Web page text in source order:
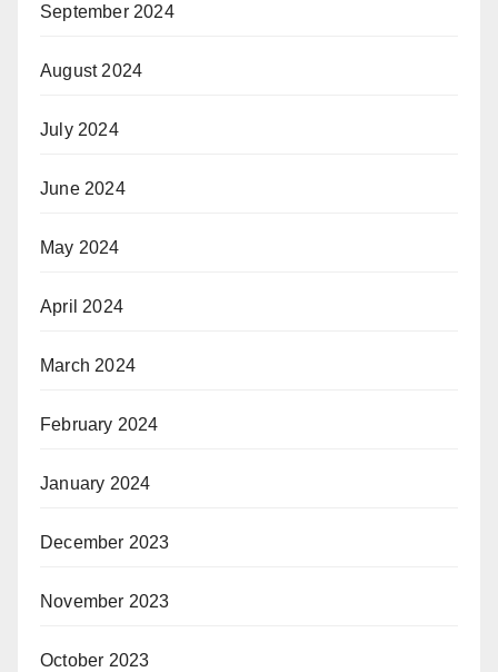
September 2024
August 2024
July 2024
June 2024
May 2024
April 2024
March 2024
February 2024
January 2024
December 2023
November 2023
October 2023